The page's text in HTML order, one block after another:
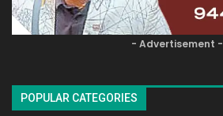
- Advertisement -
POPULAR CATEGORIES